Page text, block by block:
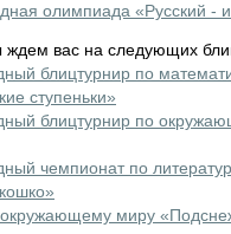
олимпиада «Русский -
вас на следующих
блицтурнир по
ступеньки»
блицтурнир по
чемпионат по
миру